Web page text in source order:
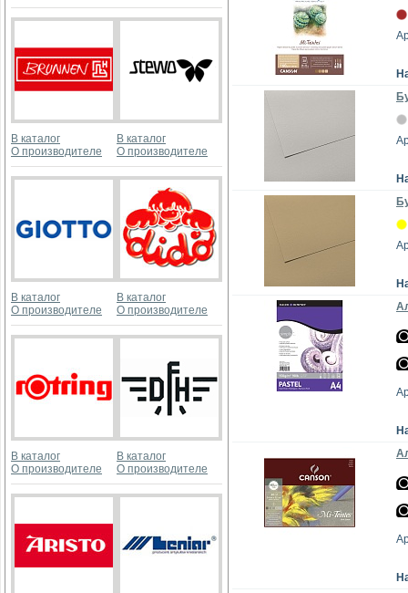
В каталог
О производителе
В каталог
О производителе
В каталог
О производителе
В каталог
О производителе
В каталог
О производителе
В каталог
О производителе